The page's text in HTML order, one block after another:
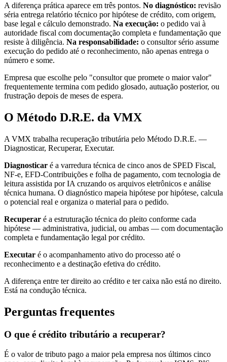
A diferença prática aparece em três pontos. No diagnóstico: revisão
séria entrega relatório técnico por hipótese de crédito, com origem,
base legal e cálculo demonstrado. Na execução: o pedido vai à
autoridade fiscal com documentação completa e fundamentação que
resiste à diligência. Na responsabilidade: o consultor sério assume
execução do pedido até o reconhecimento, não apenas entrega o
número e some.
Empresa que escolhe pelo "consultor que promete o maior valor"
frequentemente termina com pedido glosado, autuação posterior, ou
frustração depois de meses de espera.
O Método D.R.E. da VMX
A VMX trabalha recuperação tributária pelo Método D.R.E. —
Diagnosticar, Recuperar, Executar.
Diagnosticar é a varredura técnica de cinco anos de SPED Fiscal,
NF-e, EFD-Contribuições e folha de pagamento, com tecnologia de
leitura assistida por IA cruzando os arquivos eletrônicos e análise
técnica humana. O diagnóstico mapeia hipótese por hipótese, calcula
o potencial real e organiza o material para o pedido.
Recuperar é a estruturação técnica do pleito conforme cada
hipótese — administrativa, judicial, ou ambas — com documentação
completa e fundamentação legal por crédito.
Executar é o acompanhamento ativo do processo até o
reconhecimento e a destinação efetiva do crédito.
A diferença entre ter direito ao crédito e ter caixa não está no direito.
Está na condução técnica.
Perguntas frequentes
O que é crédito tributário a recuperar?
É o valor de tributo pago a maior pela empresa nos últimos cinco